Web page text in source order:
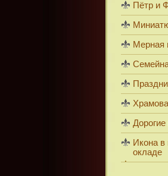
Пётр и
Мерная
Икона
окладе